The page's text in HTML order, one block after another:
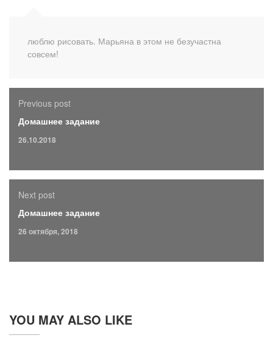
люблю рисовать. Марьяна в этом не безучастна
совсем!
Previous post
Домашнее задание
26.10.2018
Next post
Домашнее задание
26 октября, 2018
YOU MAY ALSO LIKE